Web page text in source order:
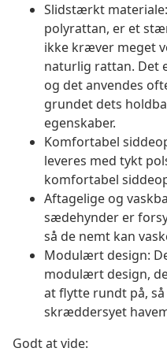
Slidstærkt
polyrattan, er et
ikke kræver meget
naturlig rattan. Det
og det anvendes
grundet dets
egenskaber.
Komfortabel
leveres med tykt
komfortabel
Aftagelige og
sædehynder er
så de nemt kan
Modulært design:
modulært design,
at flytte rundt på,
skræddersyet
Godt at vide: